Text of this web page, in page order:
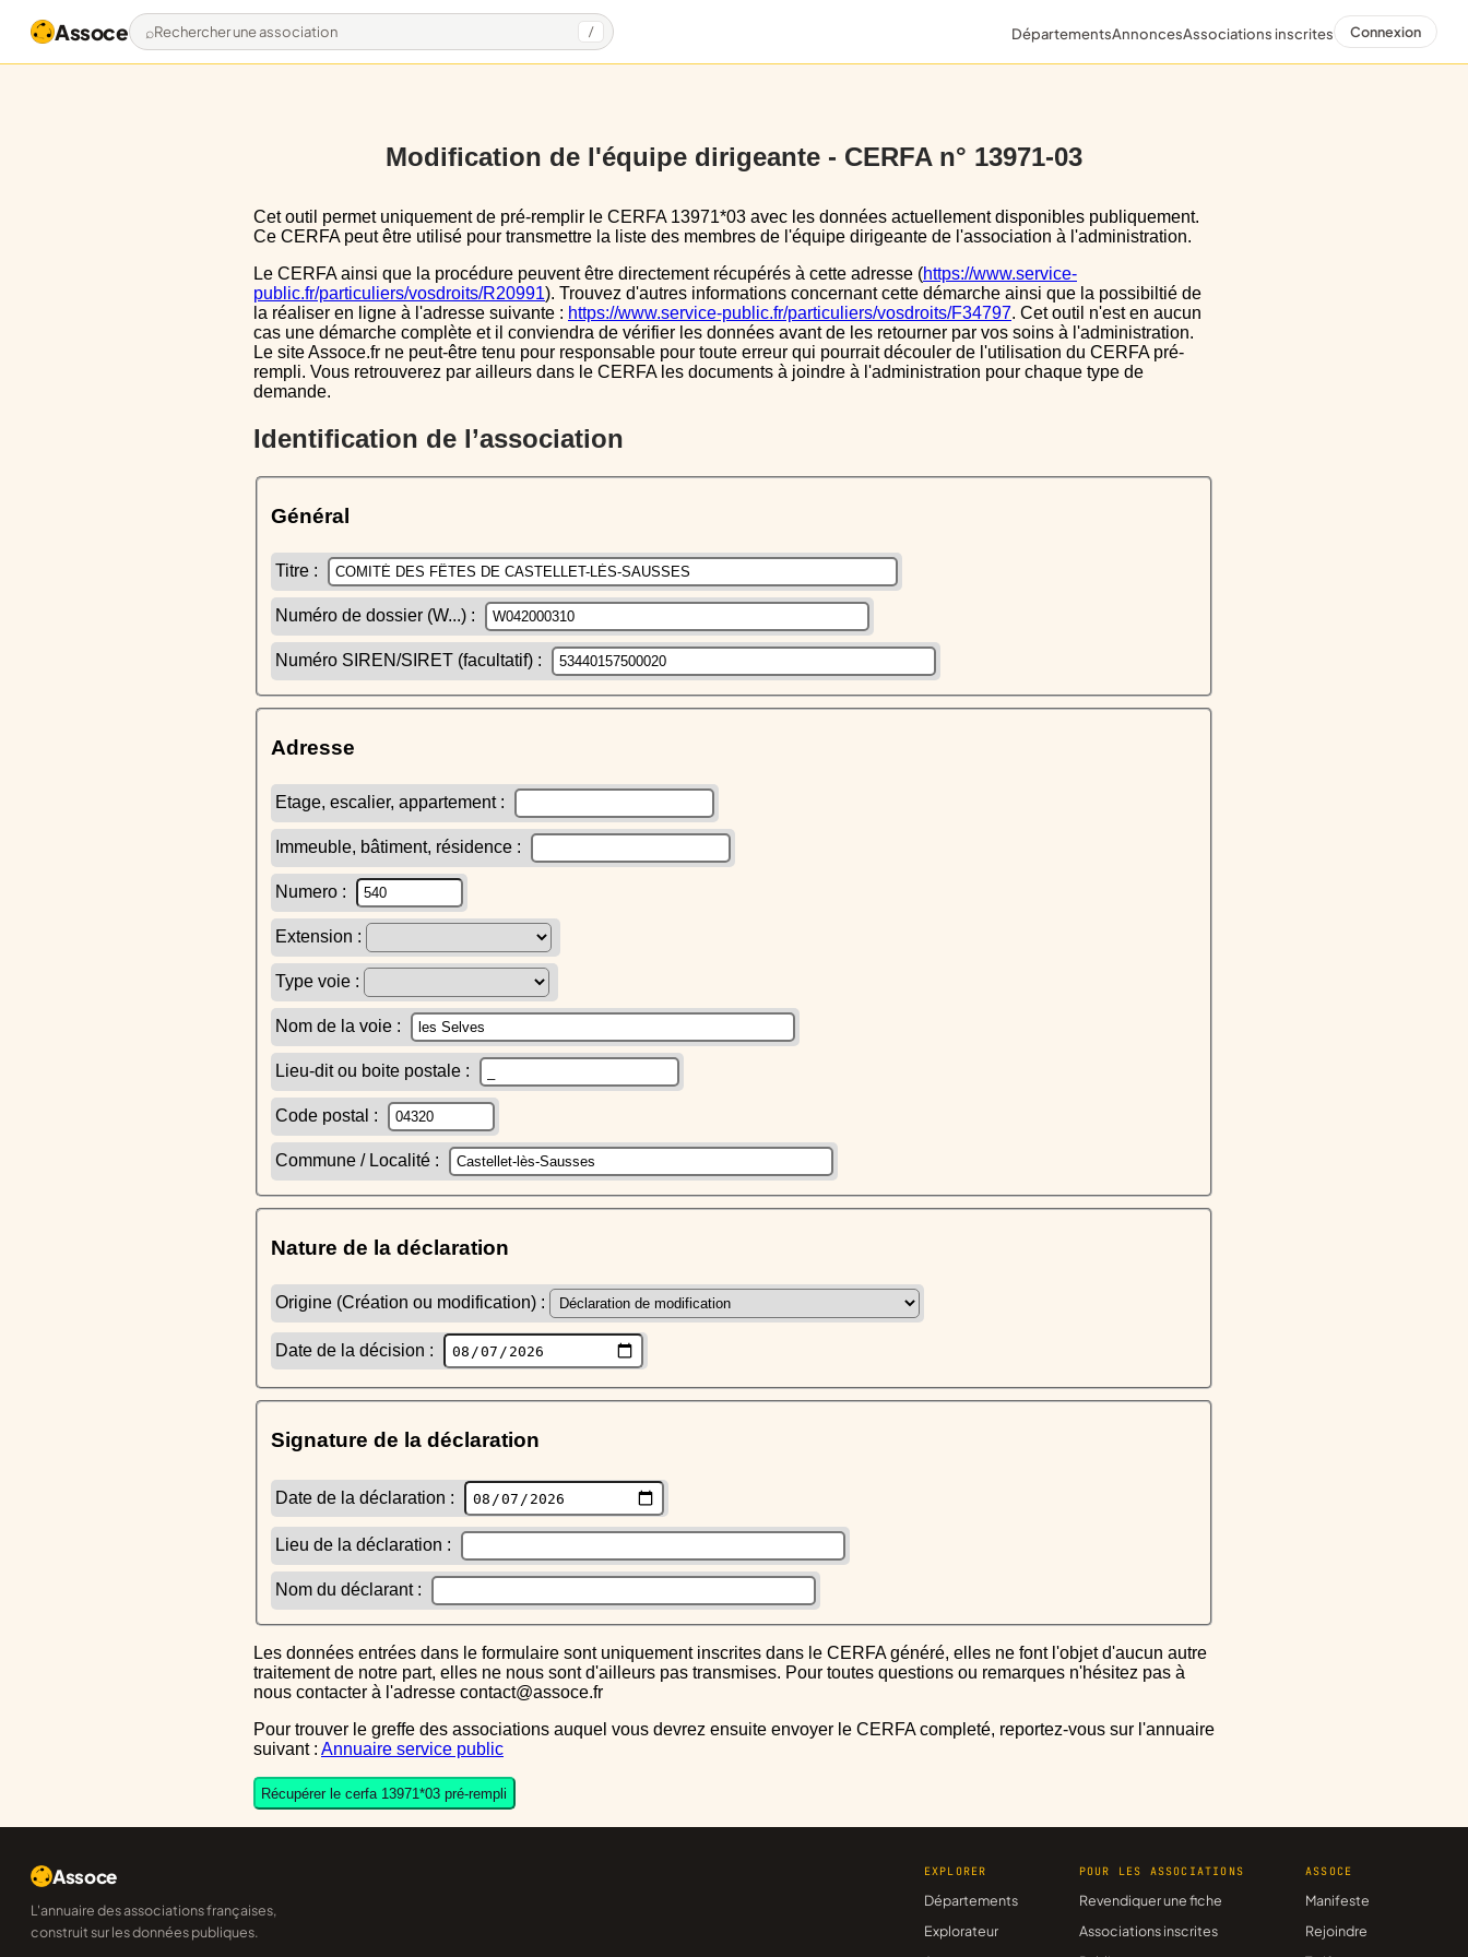
Assoce Rechercher une association / DépartementsAnnoncesAssociations inscrites Connexion
Modification de l'équipe dirigeante - CERFA n° 13971-03
Cet outil permet uniquement de pré-remplir le CERFA 13971*03 avec les données actuellement disponibles publiquement.
Ce CERFA peut être utilisé pour transmettre la liste des membres de l'équipe dirigeante de l'association à l'administration.
Le CERFA ainsi que la procédure peuvent être directement récupérés à cette adresse (https://www.service-
public.fr/particuliers/vosdroits/R20991). Trouvez d'autres informations concernant cette démarche ainsi que la possibiltié de
la réaliser en ligne à l'adresse suivante : https://www.service-public.fr/particuliers/vosdroits/F34797. Cet outil n'est en aucun
cas une démarche complète et il conviendra de vérifier les données avant de les retourner par vos soins à l'administration.
Le site Assoce.fr ne peut-être tenu pour responsable pour toute erreur qui pourrait découler de l'utilisation du CERFA pré-
rempli. Vous retrouverez par ailleurs dans le CERFA les documents à joindre à l'administration pour chaque type de
demande.
Identification de l’association
Général
Titre :
Numéro de dossier (W...) :
Numéro SIREN/SIRET (facultatif) :
Adresse
Etage, escalier, appartement :
Immeuble, bâtiment, résidence :
Numero :
Extension :
Type voie :
Nom de la voie :
Lieu-dit ou boite postale :
Code postal :
Commune / Localité :
Nature de la déclaration
Origine (Création ou modification) :
Date de la décision :
Signature de la déclaration
Date de la déclaration :
Lieu de la déclaration :
Nom du déclarant :
Les données entrées dans le formulaire sont uniquement inscrites dans le CERFA généré, elles ne font l'objet d'aucun autre
traitement de notre part, elles ne nous sont d'ailleurs pas transmises. Pour toutes questions ou remarques n'hésitez pas à
nous contacter à l'adresse contact@assoce.fr
Pour trouver le greffe des associations auquel vous devrez ensuite envoyer le CERFA completé, reportez-vous sur l'annuaire
suivant : Annuaire service public
Récupérer le cerfa 13971*03 pré-rempli
Assoce
L'annuaire des associations françaises,
construit sur les données publiques.
EXPLORER
Départements
Explorateur
POUR LES ASSOCIATIONS
Revendiquer une fiche
Associations inscrites
ASSOCE
Manifeste
Rejoindre